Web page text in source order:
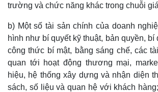
trường và chức năng khác trong chuỗi
b) Một số tài sản chính của doanh
hình như bí quyết kỹ thuật, bản quyền, bí
công thức bí mật, bằng sáng chế, các
quan tới hoạt động thương mại,
hiệu, hệ thống xây dựng và nhận diện
sách, số liệu và quan hệ với khách